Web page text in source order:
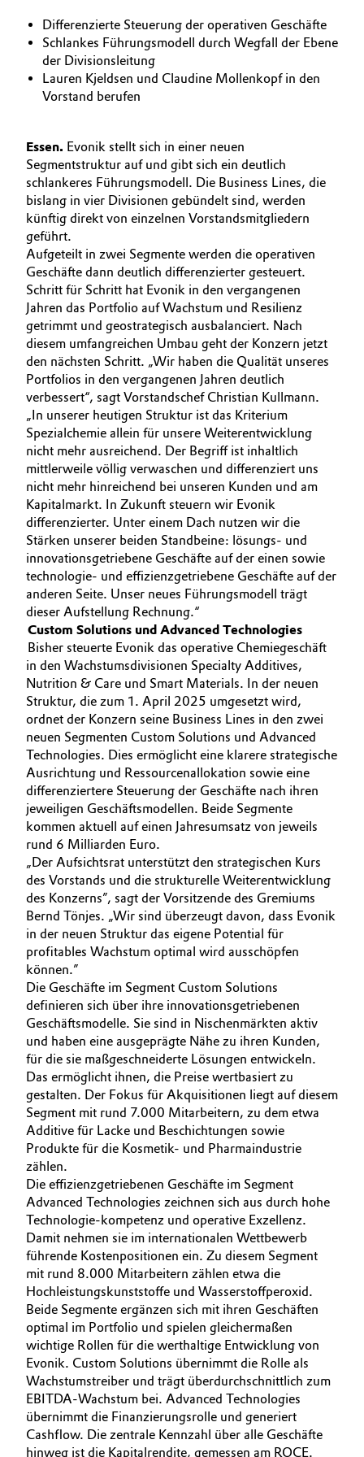
Automotive & Transportation
Battery
Building, Construction & Infrastructure
Catalysts
Chemical Industry
Circular Economy
Coatings, Paints & Printing
Composites
Consumer Goods & Lifestyle
Electronics & Telecommunications
Energy, Environment & Utilities
Food & Beverage
Green Hydrogen
Home Care & Cleaning
Industrial Manufacturing & Machinery
Lubricants & Lubricant Additives
Medical Devices
Metals & Mining
Oil & Gas, Petrochemicals
Personal Care & Beauty
Pharma & Biopharma
Plastics & Rubber
Pulp, Paper & Packaging
Textiles, Leather & Nonwovens
Geschichte
Struktur & Organisation
Aufsichtsrat
Struktur
Business Lines
Weltweite Standorte
ESHQ
Einkauf
Governance & Compliance
Allgemeine Verkaufs- und Lieferbedingungen
(AVB)
Business Lines
Karriere
Investor Relations
Medien
Differenzierte Steuerung der operativen Geschäfte
Schlankes Führungsmodell durch Wegfall der Ebene
der Divisionsleitung
Lauren Kjeldsen und Claudine Mollenkopf in den
Vorstand berufen
Essen. Evonik stellt sich in einer neuen
Segmentstruktur auf und gibt sich ein deutlich
schlankeres Führungsmodell. Die Business Lines, die
bislang in vier Divisionen gebündelt sind, werden
künftig direkt von einzelnen Vorstandsmitgliedern
geführt.
Aufgeteilt in zwei Segmente werden die operativen
Geschäfte dann deutlich differenzierter gesteuert.
Schritt für Schritt hat Evonik in den vergangenen
Jahren das Portfolio auf Wachstum und Resilienz
getrimmt und geostrategisch ausbalanciert. Nach
diesem umfangreichen Umbau geht der Konzern jetzt
den nächsten Schritt. „Wir haben die Qualität unseres
Portfolios in den vergangenen Jahren deutlich
verbessert“, sagt Vorstandschef Christian Kullmann.
„In unserer heutigen Struktur ist das Kriterium
Spezialchemie allein für unsere Weiterentwicklung
nicht mehr ausreichend. Der Begriff ist inhaltlich
mittlerweile völlig verwaschen und differenziert uns
nicht mehr hinreichend bei unseren Kunden und am
Kapitalmarkt. In Zukunft steuern wir Evonik
differenzierter. Unter einem Dach nutzen wir die
Stärken unserer beiden Standbeine: lösungs- und
innovationsgetriebene Geschäfte auf der einen sowie
technologie- und effizienzgetriebene Geschäfte auf der
anderen Seite. Unser neues Führungsmodell trägt
dieser Aufstellung Rechnung.“
Custom Solutions und Advanced Technologies
Bisher steuerte Evonik das operative Chemiegeschäft
in den Wachstumsdivisionen Specialty Additives,
Nutrition & Care und Smart Materials. In der neuen
Struktur, die zum 1. April 2025 umgesetzt wird,
ordnet der Konzern seine Business Lines in den zwei
neuen Segmenten Custom Solutions und Advanced
Technologies. Dies ermöglicht eine klarere strategische
Ausrichtung und Ressourcenallokation sowie eine
differenziertere Steuerung der Geschäfte nach ihren
jeweiligen Geschäftsmodellen. Beide Segmente
kommen aktuell auf einen Jahresumsatz von jeweils
rund 6 Milliarden Euro.
„Der Aufsichtsrat unterstützt den strategischen Kurs
des Vorstands und die strukturelle Weiterentwicklung
des Konzerns”, sagt der Vorsitzende des Gremiums
Bernd Tönjes. „Wir sind überzeugt davon, dass Evonik
in der neuen Struktur das eigene Potential für
profitables Wachstum optimal wird ausschöpfen
können.”
Die Geschäfte im Segment Custom Solutions
definieren sich über ihre innovationsgetriebenen
Geschäftsmodelle. Sie sind in Nischenmärkten aktiv
und haben eine ausgeprägte Nähe zu ihren Kunden,
für die sie maßgeschneiderte Lösungen entwickeln.
Das ermöglicht ihnen, die Preise wertbasiert zu
gestalten. Der Fokus für Akquisitionen liegt auf diesem
Segment mit rund 7.000 Mitarbeitern, zu dem etwa
Additive für Lacke und Beschichtungen sowie
Produkte für die Kosmetik- und Pharmaindustrie
zählen.
Die effizienzgetriebenen Geschäfte im Segment
Advanced Technologies zeichnen sich aus durch hohe
Technologie-kompetenz und operative Exzellenz.
Damit nehmen sie im internationalen Wettbewerb
führende Kostenpositionen ein. Zu diesem Segment
mit rund 8.000 Mitarbeitern zählen etwa die
Hochleistungskunststoffe und Wasserstoffperoxid.
Beide Segmente ergänzen sich mit ihren Geschäften
optimal im Portfolio und spielen gleichermaßen
wichtige Rollen für die werthaltige Entwicklung von
Evonik. Custom Solutions übernimmt die Rolle als
Wachstumstreiber und trägt überdurchschnittlich zum
EBITDA-Wachstum bei. Advanced Technologies
übernimmt die Finanzierungsrolle und generiert
Cashflow. Die zentrale Kennzahl über alle Geschäfte
hinweg ist die Kapitalrendite, gemessen am ROCE.